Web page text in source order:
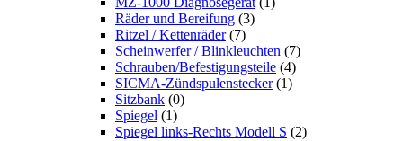
Räder und Bereifung (3)
Ritzel / Kettenräder (7)
Scheinwerfer / Blinkleuchten (7)
Schrauben/Befestigungsteile (4)
SICMA-Zündspulenstecker (1)
Sitzbank (0)
Spiegel (1)
Spiegel links-Rechts Modell S (2)